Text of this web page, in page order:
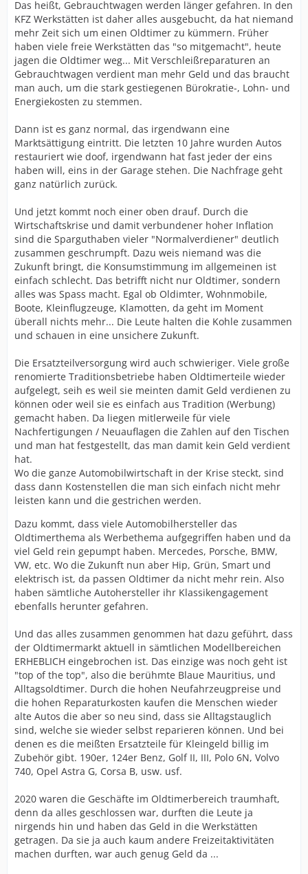
Das heißt, Gebrauchtwagen werden länger gefahren. In den
KFZ Werkstätten ist daher alles ausgebucht, da hat niemand
mehr Zeit sich um einen Oldtimer zu kümmern. Früher
haben viele freie Werkstätten das "so mitgemacht", heute
jagen die Oldtimer weg... Mit Verschleißreparaturen an
Gebrauchtwagen verdient man mehr Geld und das braucht
man auch, um die stark gestiegenen Bürokratie-, Lohn- und
Energiekosten zu stemmen.
Dann ist es ganz normal, das irgendwann eine
Marktsättigung eintritt. Die letzten 10 Jahre wurden Autos
restauriert wie doof, irgendwann hat fast jeder der eins
haben will, eins in der Garage stehen. Die Nachfrage geht
ganz natürlich zurück.
Und jetzt kommt noch einer oben drauf. Durch die
Wirtschaftskrise und damit verbundener hoher Inflation
sind die Sparguthaben vieler "Normalverdiener" deutlich
zusammen geschrumpft. Dazu weis niemand was die
Zukunft bringt, die Konsumstimmung im allgemeinen ist
einfach schlecht. Das betrifft nicht nur Oldtimer, sondern
alles was Spass macht. Egal ob Oldimter, Wohnmobile,
Boote, Kleinflugzeuge, Klamotten, da geht im Moment
überall nichts mehr... Die Leute halten die Kohle zusammen
und schauen in eine unsichere Zukunft.
Die Ersatzteilversorgung wird auch schwieriger. Viele große
renomierte Traditionsbetriebe haben Oldtimerteile wieder
aufgelegt, seih es weil sie meinten damit Geld verdienen zu
können oder weil sie es einfach aus Tradition (Werbung)
gemacht haben. Da liegen mitlerweile für viele
Nachfertigungen / Neuauflagen die Zahlen auf den Tischen
und man hat festgestellt, das man damit kein Geld verdient
hat.
Wo die ganze Automobilwirtschaft in der Krise steckt, sind
dass dann Kostenstellen die man sich einfach nicht mehr
leisten kann und die gestrichen werden.
Dazu kommt, dass viele Automobilhersteller das
Oldtimerthema als Werbethema aufgegriffen haben und da
viel Geld rein gepumpt haben. Mercedes, Porsche, BMW,
VW, etc. Wo die Zukunft nun aber Hip, Grün, Smart und
elektrisch ist, da passen Oldtimer da nicht mehr rein. Also
haben sämtliche Autohersteller ihr Klassikengagement
ebenfalls herunter gefahren.
Und das alles zusammen genommen hat dazu geführt, dass
der Oldtimermarkt aktuell in sämtlichen Modellbereichen
ERHEBLICH eingebrochen ist. Das einzige was noch geht ist
"top of the top", also die berühmte Blaue Mauritius, und
Alltagsoldtimer. Durch die hohen Neufahrzeugpreise und
die hohen Reparaturkosten kaufen die Menschen wieder
alte Autos die aber so neu sind, dass sie Alltagstauglich
sind, welche sie wieder selbst reparieren können. Und bei
denen es die meißten Ersatzteile für Kleingeld billig im
Zubehör gibt. 190er, 124er Benz, Golf II, III, Polo 6N, Volvo
740, Opel Astra G, Corsa B, usw. usf.
2020 waren die Geschäfte im Oldtimerbereich traumhaft,
denn da alles geschlossen war, durften die Leute ja
nirgends hin und haben das Geld in die Werkstätten
getragen. Da sie ja auch kaum andere Freizeitaktivitäten
machen durften, war auch genug Geld da ...